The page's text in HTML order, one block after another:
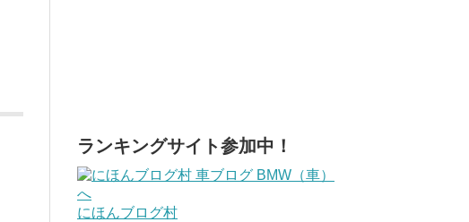
ランキングサイト参加中！
にほんブログ村